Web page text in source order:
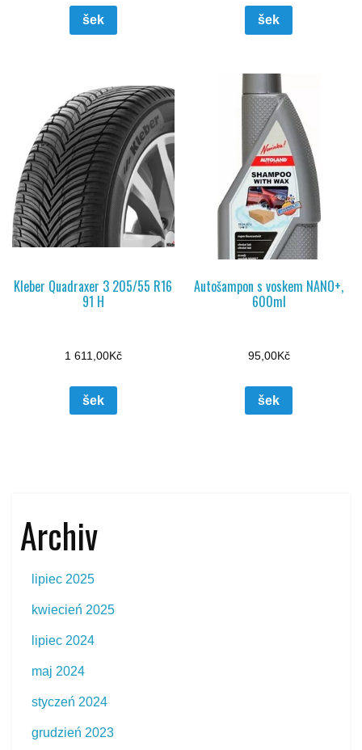
šek šek
Kleber Quadraxer 3 205/55 R16
91 H
1 611,00Kč
šek
Autošampon s voskem NANO+,
600ml
95,00Kč
šek
Archiv
lipiec 2025
kwiecień 2025
lipiec 2024
maj 2024
styczeń 2024
grudzień 2023